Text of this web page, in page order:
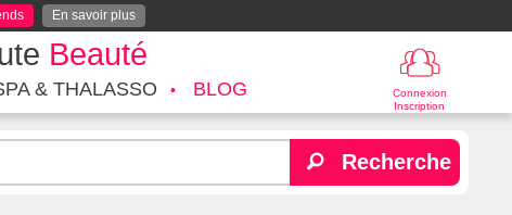
En savoir plus
Beauté
Connexion
Inscription
& THALASSO BLOG
Recherche